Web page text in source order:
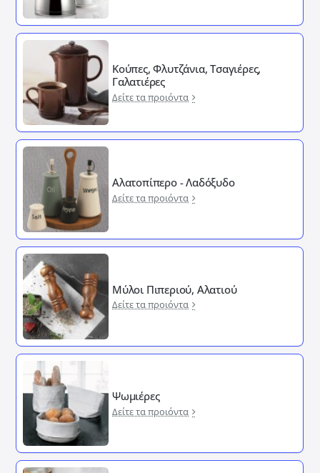
Κούπες, Φλυτζάνια, Τσαγιέρες,
Γαλατιέρες
Δείτε τα προιόντα
Αλατοπίπερο - Λαδόξυδο
Δείτε τα προιόντα
Μύλοι Πιπεριού, Αλατιού
Δείτε τα προιόντα
Ψωμιέρες
Δείτε τα προιόντα